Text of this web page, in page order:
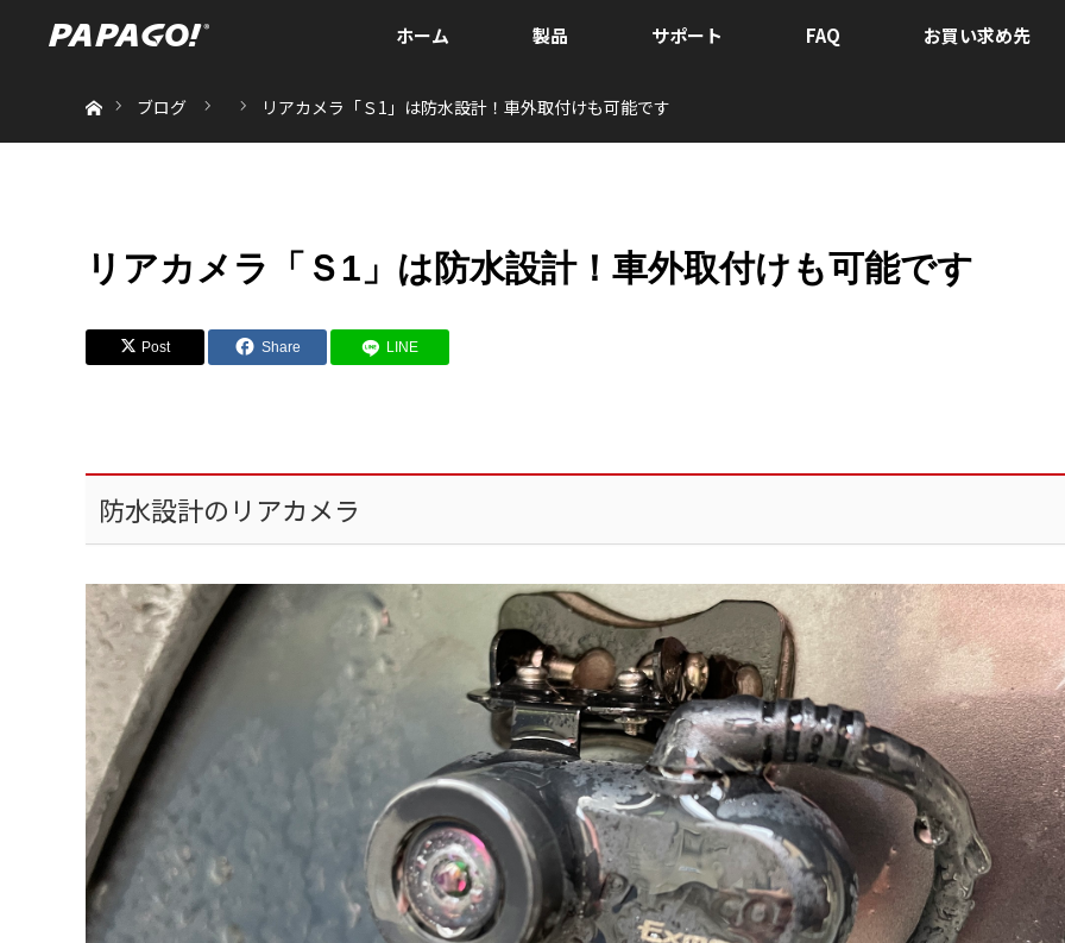
ホーム 製品 サポート FAQ お買い求め先
ブログ
リアカメラ「Ｓ1」は防水設計！車外取付けも可能です
リアカメラ「Ｓ1」は防水設計！車外取付けも可能です
Post Share LINE
防水設計のリアカメラ